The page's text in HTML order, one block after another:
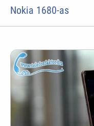
Nokia 1680-as